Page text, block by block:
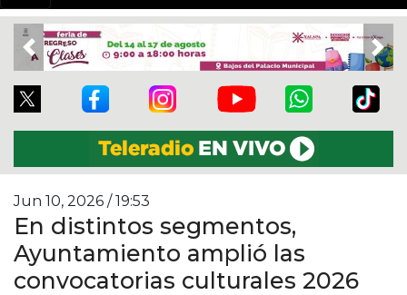
Previous
Jun 10, 2026 / 19:53
En distintos segmentos,
Ayuntamiento amplió las
convocatorias culturales 2026